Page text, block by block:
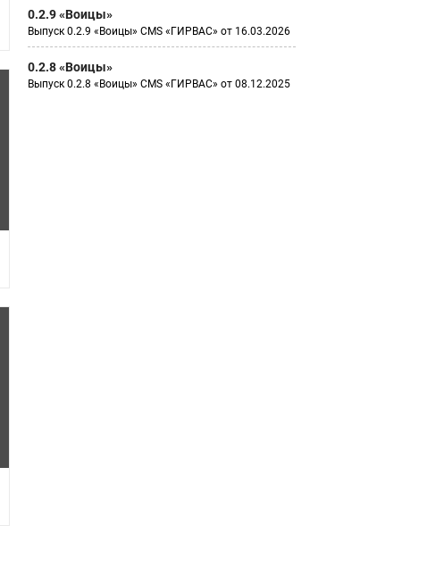
0.2.9 «Воицы»
Выпуск 0.2.9 «Воицы» CMS «ГИРВАС» от 16.03.2026
0.2.8 «Воицы»
Выпуск 0.2.8 «Воицы» CMS «ГИРВАС» от 08.12.2025